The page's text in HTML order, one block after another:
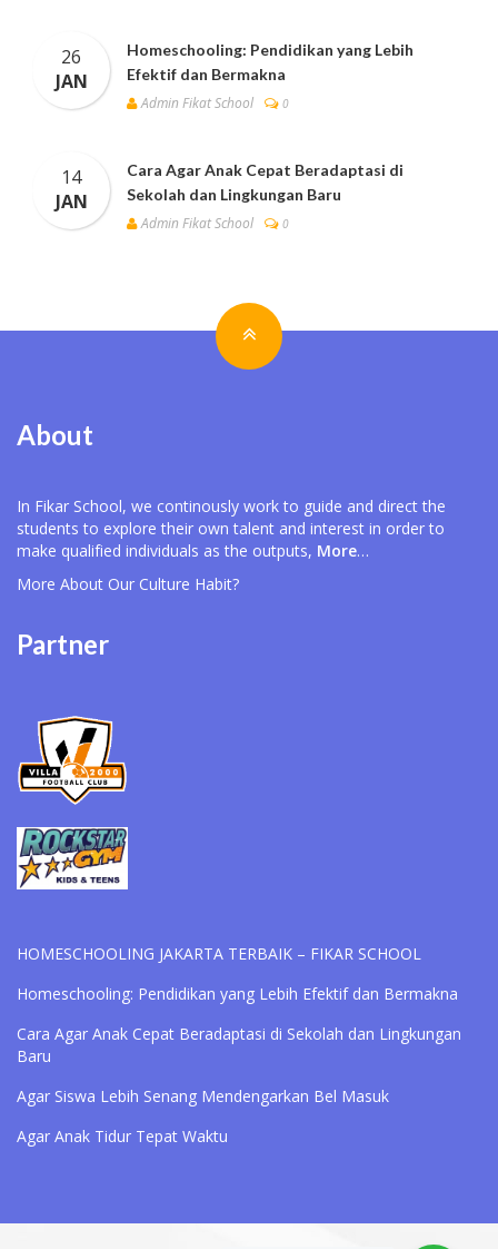
26
JAN
Homeschooling: Pendidikan yang Lebih
Efektif dan Bermakna
Admin Fikat School
0
14
JAN
Cara Agar Anak Cepat Beradaptasi di
Sekolah dan Lingkungan Baru
Admin Fikat School
0
About
In Fikar School, we continously work to guide and direct the
students to explore their own talent and interest in order to
make qualified individuals as the outputs, More…
More About Our Culture Habit?
Partner
HOMESCHOOLING JAKARTA TERBAIK – FIKAR SCHOOL
Homeschooling: Pendidikan yang Lebih Efektif dan Bermakna
Cara Agar Anak Cepat Beradaptasi di Sekolah dan Lingkungan
Baru
Agar Siswa Lebih Senang Mendengarkan Bel Masuk
Agar Anak Tidur Tepat Waktu